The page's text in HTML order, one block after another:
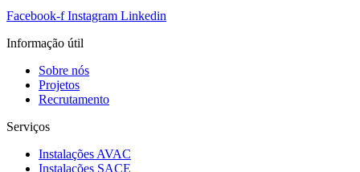
Facebook-f Instagram Linkedin
Informação útil
Sobre nós
Projetos
Recrutamento
Serviços
Instalações AVAC
Instalações SACE